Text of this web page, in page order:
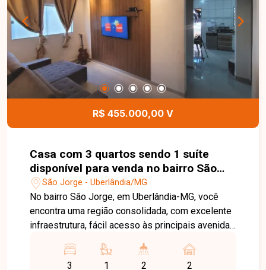
um imóvel voltado ao lazer ou deseja investir em
um espaço para eventos em uma região de
grande valorização. Entre em contato e agende
sua visita!
R$ 455.000,00 V
Casa com 3 quartos sendo 1 suíte
disponível para venda no bairro São
Jorge em Uberlândia-MG
São Jorge - Uberlândia/MG
No bairro São Jorge, em Uberlândia-MG, você
encontra uma região consolidada, com excelente
infraestrutura, fácil acesso às principais avenidas
escolas, farmácias e diversos comércios,
3 1 2 2